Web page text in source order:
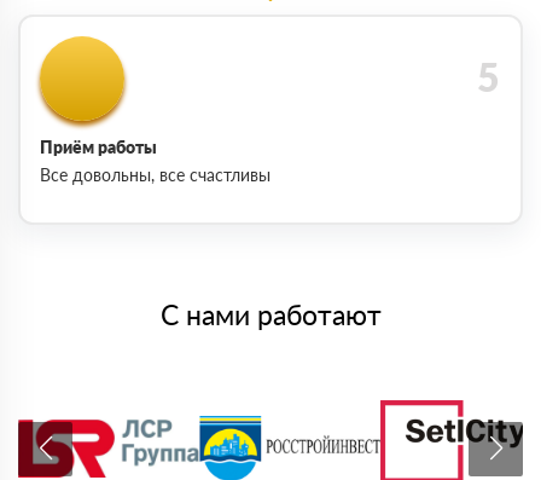
Приём работы
Все довольны, все счастливы
С нами работают